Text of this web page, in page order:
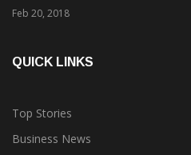
Feb 20, 2018
QUICK LINKS
Top Stories
Business News